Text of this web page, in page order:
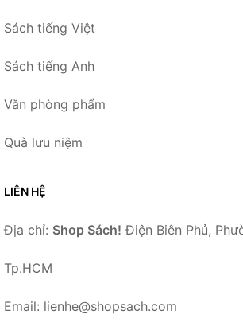
Sách tiếng Việt
Sách tiếng Anh
Văn phòng phẩm
Quà lưu niệm
LIÊN HỆ
Địa chỉ: Shop Sách! Điện Biên Phủ,
Tp.HCM
Email: lienhe@shopsach.com